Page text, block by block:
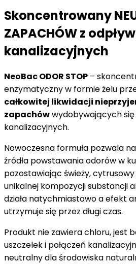
Skoncentrowany
ZAPACHÓW z
kanalizacyjnych
NeoBac ODOR STOP –
enzymatyczny w formie żelu
całkowitej likwidacji
zapachówwydobywających się
kanalizacyjnych.
Nowoczesna formuła pozwala
źródła powstawania odorów w
pozostawiając świeży,
unikalnej kompozycji substancji
działa natychmiastowo a efekt
utrzymuje się przez długi czas.
Produkt nie zawiera chloru, jest
uszczelek i połączeń
neutralny dla środowiska